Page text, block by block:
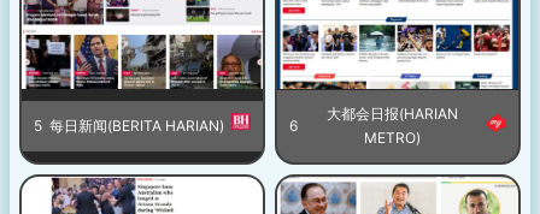
5 每日新闻(BERITA HARIAN) 6
大都会日报(HARIAN
METRO)